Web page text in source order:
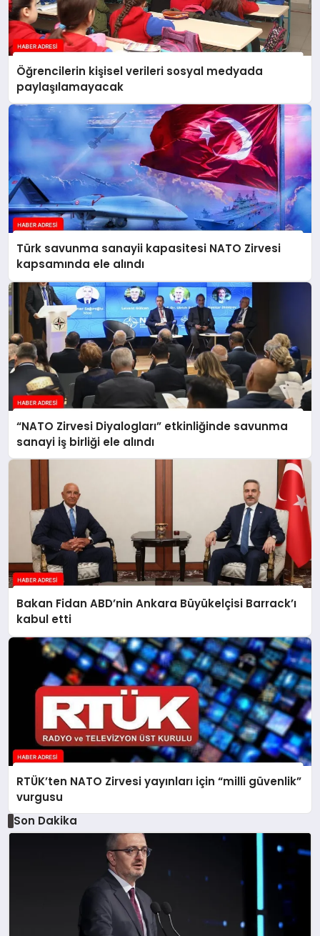
Öğrencilerin kişisel verileri sosyal medyada
paylaşılamayacak
Türk savunma sanayii kapasitesi NATO Zirvesi
kapsamında ele alındı
“NATO Zirvesi Diyalogları” etkinliğinde savunma
sanayi iş birliği ele alındı
Bakan Fidan ABD’nin Ankara Büyükelçisi Barrack’ı
kabul etti
RTÜK’ten NATO Zirvesi yayınları için “milli güvenlik”
vurgusu
Son Dakika